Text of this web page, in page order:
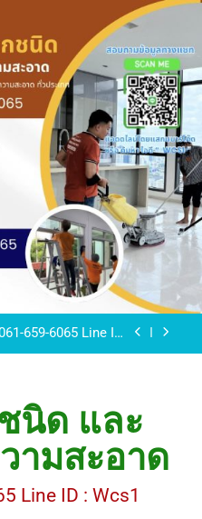
ต.แหลมบัวนครปฐม
ไลน์ WCS1
ารดูแลรักษาพื้นหินขัด
659-6065 Line ID
ไลน์ WCS1
รดูแลรักษาพื้นหินขัด
659-6065 Line ID
นิด และ
ามสะอาด
Line ID : Wcs1